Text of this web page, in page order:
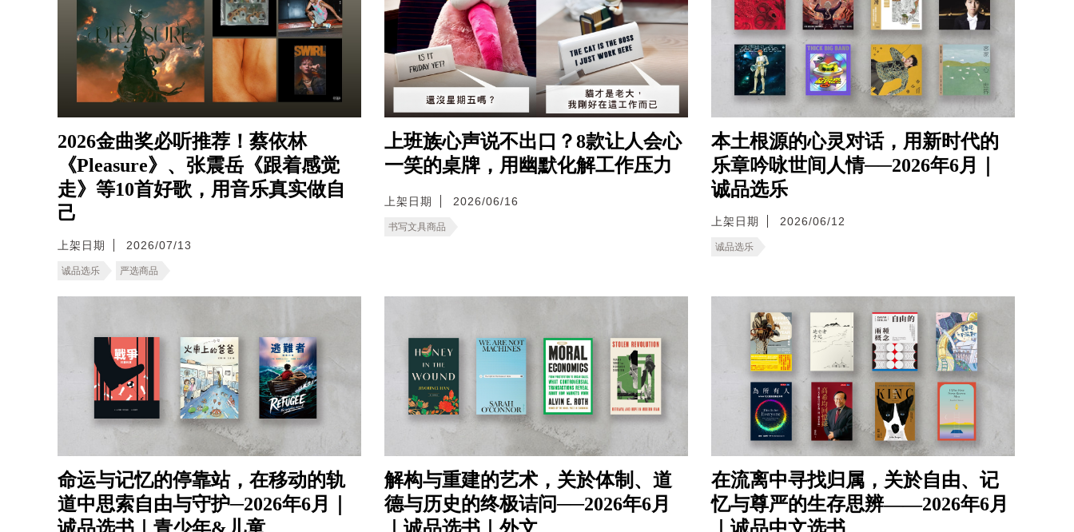
2026金曲奖必听推荐！蔡依林
《Pleasure》、张震岳《跟着感觉
走》等10首好歌，用音乐真实做自
己
上架日期 2026/07/13
诚品选乐 严选商品
上班族心声说不出口？8款让人会心
一笑的桌牌，用幽默化解工作压力
上架日期 2026/06/16
书写文具商品
本土根源的心灵对话，用新时代的
乐章吟咏世间人情──2026年6月｜
诚品选乐
上架日期 2026/06/12
诚品选乐
命运与记忆的停靠站，在移动的轨
道中思索自由与守护─2026年6月｜
解构与重建的艺术，关於体制、道
德与历史的终极诘问──2026年6月
在流离中寻找归属，关於自由、记
忆与尊严的生存思辨——2026年6月